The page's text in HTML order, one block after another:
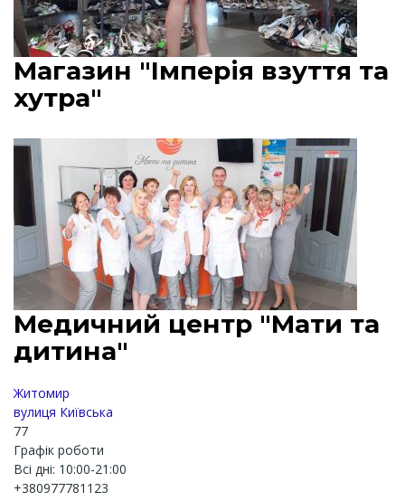
Магазин "Імперія взуття та
хутра"
Медичний центр "Мати та
дитина"
Житомир
вулиця Київська
77
Графік роботи
Всі дні: 10:00-21:00
+380977781123